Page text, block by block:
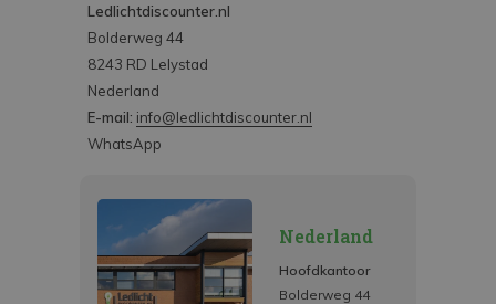
Ledlichtdiscounter.nl
Bolderweg 44
8243 RD Lelystad
Nederland
E-mail: info@ledlichtdiscounter.nl
WhatsApp
Nederland
Hoofdkantoor
Bolderweg 44